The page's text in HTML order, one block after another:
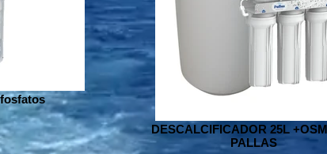
DESCALCIFICADOR 25L
PALLAS